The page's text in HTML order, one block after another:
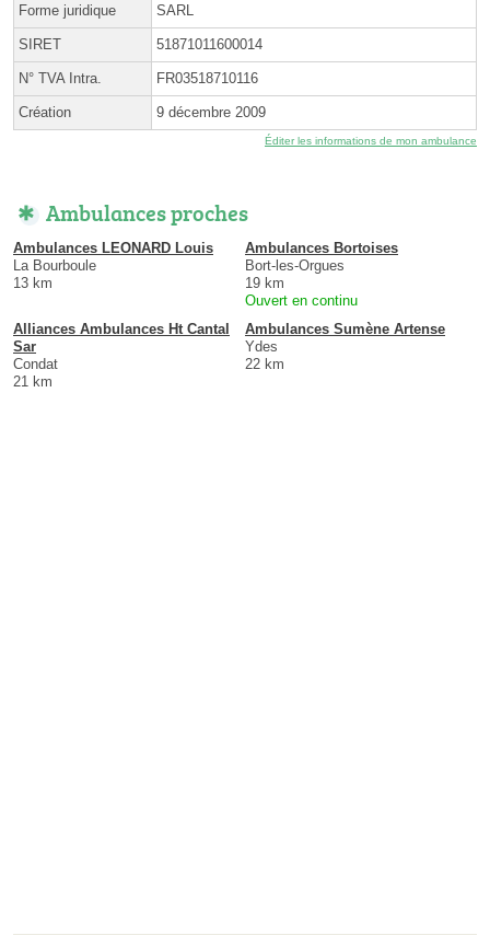
Forme juridique SARL
SIRET 51871011600014
N° TVA Intra. FR03518710116
Création 9 décembre 2009
Éditer les informations de mon ambulance
Ambulances proches
Ambulances LEONARD Louis
La Bourboule
13 km
Ambulances Bortoises
Bort-les-Orgues
19 km
Ouvert en continu
Alliances Ambulances Ht Cantal
Sar
Condat
21 km
Ambulances Sumène Artense
Ydes
22 km